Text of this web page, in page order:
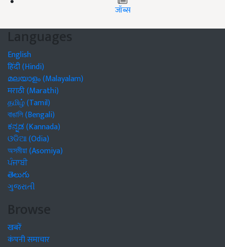
जॉब्स
Languages
English
हिंदी (Hindi)
മലയാളം (Malayalam)
मराठी (Marathi)
தமிழ் (Tamil)
বাঙালি (Bengali)
ಕನ್ನಡ (Kannada)
ଓଡିଆ (Odia)
অসমীয়া (Asomiya)
ਪੰਜਾਬੀ
తెలుగు
ગુજરાતી
Browse
खबरें
कंपनी समाचार